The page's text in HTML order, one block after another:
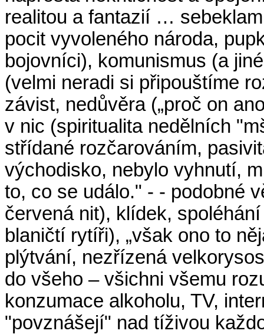
realitou a fantazií …
pocit vyvoleného národa,
bojovníci), komunismus (a
(velmi neradi si připouštíme
závist, nedůvěra („proč on
v nic (spiritualita nedělních
střídané rozčarováním,
východisko, nebylo vyhnutí,
to, co se událo." - - podobné
červená nit), klídek,
blaničtí rytíři), „však ono to
plýtvání, nezřízená
do všeho – všichni všemu
konzumace alkoholu, TV,
"povznášejí" nad tíživou